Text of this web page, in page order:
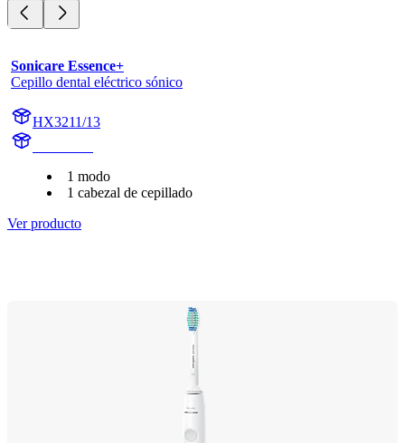
Sonicare Essence+
Cepillo dental eléctrico sónico
HX3211/13
1 modo
1 cabezal de cepillado
Ver producto